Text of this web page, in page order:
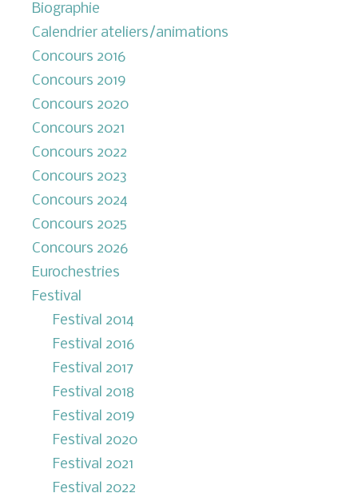
Biographie
Calendrier ateliers/animations
Concours 2016
Concours 2019
Concours 2020
Concours 2021
Concours 2022
Concours 2023
Concours 2024
Concours 2025
Concours 2026
Eurochestries
Festival
Festival 2014
Festival 2016
Festival 2017
Festival 2018
Festival 2019
Festival 2020
Festival 2021
Festival 2022